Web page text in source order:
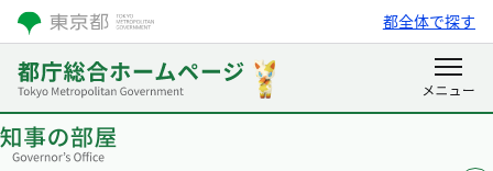
都全体で探す